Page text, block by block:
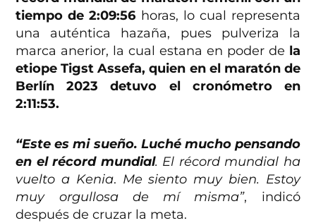
tiempo de 2:09:56 horas, lo cual representa
una auténtica hazaña, pues pulveriza la
marca anerior, la cual estana en poder de la
etiope Tigst Assefa, quien en el maratón de
Berlín 2023 detuvo el cronómetro en
2:11:53.
“Este es mi sueño. Luché mucho pensando
en el récord mundial. El récord mundial ha
vuelto a Kenia. Me siento muy bien. Estoy
muy orgullosa de mí misma”, indicó
después de cruzar la meta.